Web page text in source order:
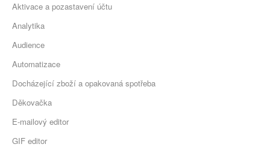
Aktivace a pozastavení účtu
Analytika
Audience
Automatizace
Docházející zboží a opakovaná spotřeba
Děkovačka
E-mailový editor
GIF editor